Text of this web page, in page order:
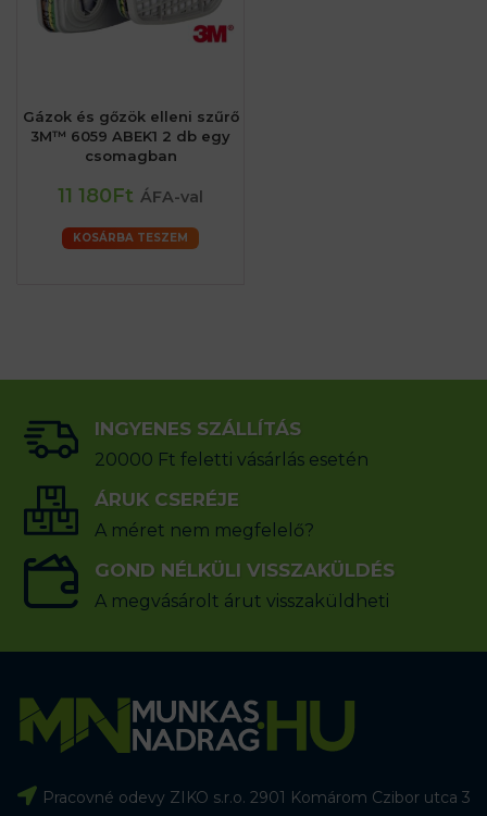
Gázok és gőzök elleni szűrő
3M™ 6059 ABEK1 2 db egy
csomagban
11 180Ft ÁFA-val
KOSÁRBA TESZEM
INGYENES SZÁLLÍTÁS
20000 Ft feletti vásárlás esetén
ÁRUK CSERÉJE
A méret nem megfelelő?
GOND NÉLKÜLI VISSZAKÜLDÉS
A megvásárolt árut visszaküldheti
Pracovné odevy ZIKO s.r.o. 2901 Komárom Czibor utca 3